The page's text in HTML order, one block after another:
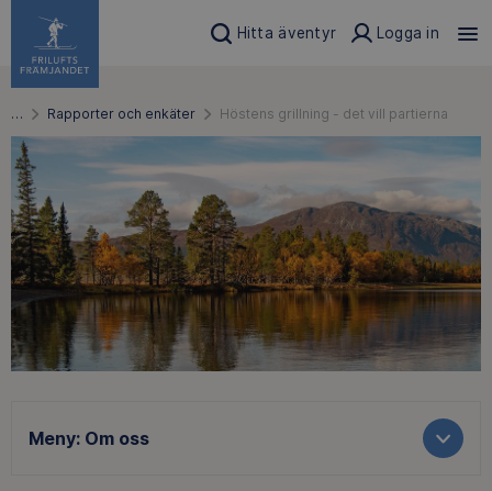
Hitta äventyr Logga in
… Rapporter och enkäter Höstens grillning - det vill partierna
Meny: Om oss